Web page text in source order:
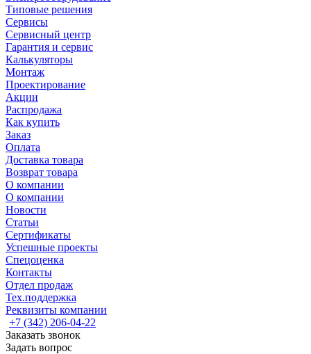
Типовые решения
Сервисы
Сервисный центр
Гарантия и сервис
Калькуляторы
Монтаж
Проектирование
Акции
Распродажа
Как купить
Заказ
Оплата
Доставка товара
Возврат товара
О компании
О компании
Новости
Статьи
Сертификаты
Успешные проекты
Спецоценка
Контакты
Отдел продаж
Тех.поддержка
Реквизиты компании
+7 (342) 206-04-22
Заказать звонок
Задать вопрос